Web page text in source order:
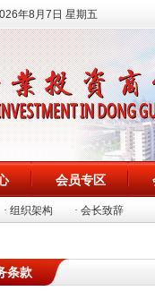
年8月7日 星期五
会员专区
· 组织架构 · 会长致辞
条款